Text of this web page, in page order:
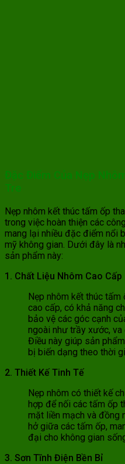
Đặc Điểm Của Nẹp
Tre
Nẹp nhôm kết thúc tấm ốp
trong việc hoàn thiện các
mang lại nhiều đặc điểm nổi
mỹ không gian. Dưới đây là
sản phẩm này:
1. Chất Liệu Nhôm Cao Cấp
Nẹp nhôm kết thúc
cao cấp, có khả năng
bảo vệ các góc cạnh
ngoài như trầy xước,
Điều này giúp sản
bị biến dạng theo thời
2. Thiết Kế Tinh Tế
Nẹp nhôm có thiết kế
hợp để nối các tấm ốp
mặt liền mạch và đồng
hở giữa các tấm ốp,
đại cho không gian
3. Sơn Tĩnh Điện Bền Bỉ